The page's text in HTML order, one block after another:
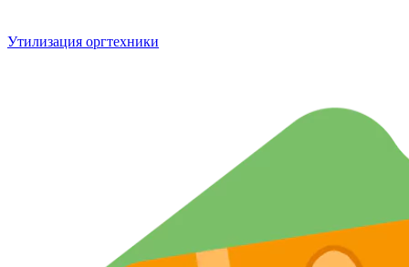
Утилизация оргтехники